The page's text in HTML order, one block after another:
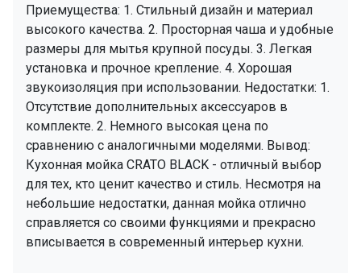
Приемущества: 1. Стильный дизайн и материал
высокого качества. 2. Просторная чаша и удобные
размеры для мытья крупной посуды. 3. Легкая
установка и прочное крепление. 4. Хорошая
звукоизоляция при использовании. Недостатки: 1.
Отсутствие дополнительных аксессуаров в
комплекте. 2. Немного высокая цена по
сравнению с аналогичными моделями. Вывод:
Кухонная мойка CRATO BLACK - отличный выбор
для тех, кто ценит качество и стиль. Несмотря на
небольшие недостатки, данная мойка отлично
справляется со своими функциями и прекрасно
вписывается в современный интерьер кухни.